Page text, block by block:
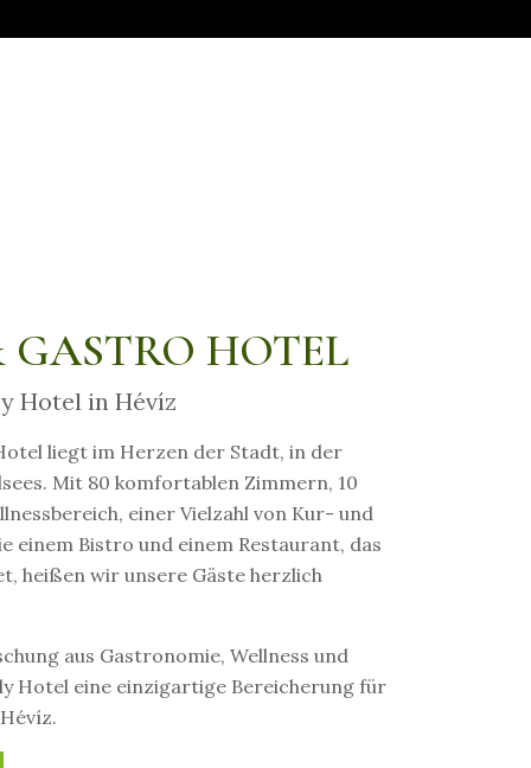
GASTRO HOTEL
Hotel in Hévíz
liegt im Herzen der Stadt, in der
Mit 80 komfortablen Zimmern, 10
einer Vielzahl von Kur- und
einem Bistro und einem Restaurant, das
heißen wir unsere Gäste herzlich
aus Gastronomie, Wellness und
Hotel eine einzigartige Bereicherung für